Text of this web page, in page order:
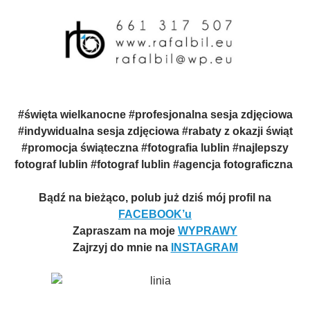
#święta wielkanocne #profesjonalna sesja zdjęciowa
#indywidualna sesja zdjęciowa #rabaty z okazji świąt
#promocja świąteczna #fotografia lublin #najlepszy
fotograf lublin #fotograf lublin #agencja fotograficzna
Bądź na bieżąco, polub już dziś mój profil na
FACEBOOK’u
Zapraszam na moje WYPRAWY
Zajrzyj do mnie na
INSTAGRAM